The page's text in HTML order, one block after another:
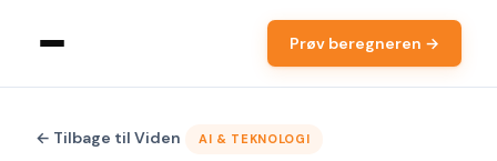
Prøv beregneren →
← Tilbage til Viden AI & TEKNOLOGI